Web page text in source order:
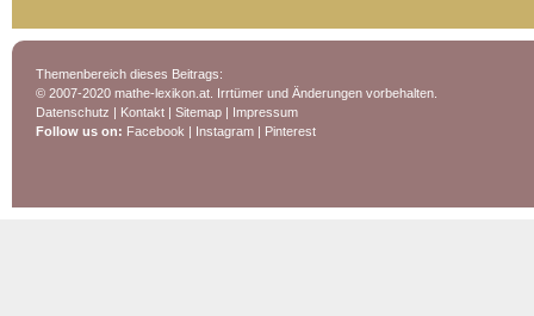
Themenbereich dieses Beitrags:
© 2007-2020 mathe-lexikon.at. Irrtümer und Änderungen vorbehalten.
Datenschutz | Kontakt | Sitemap | Impressum
Follow us on: Facebook | Instagram | Pinterest